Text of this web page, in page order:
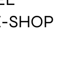
SHOP